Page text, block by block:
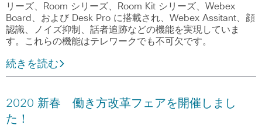
リーズ、Room シリーズ、Room Kit シリーズ、Webex
Board、および Desk Pro に搭載され、Webex Assitant、顔
認識、ノイズ抑制、話者追跡などの機能を実現していま
す。これらの機能はテレワークでも不可欠です。
続きを読む
2020 新春 働き方改革フェアを開催しまし
た！